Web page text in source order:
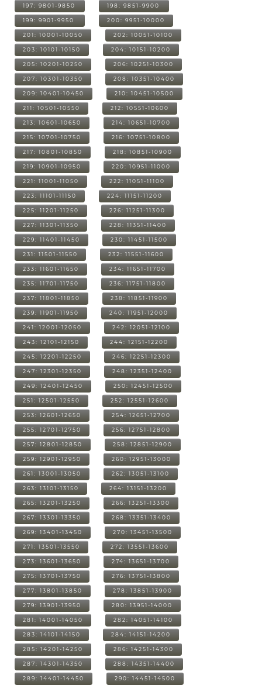
197: 9801-9850 198: 9851-9900
199: 9901-9950 200: 9951-10000
201: 10001-10050 202: 10051-10100
203: 10101-10150 204: 10151-10200
205: 10201-10250 206: 10251-10300
207: 10301-10350 208: 10351-10400
209: 10401-10450 210: 10451-10500
211: 10501-10550 212: 10551-10600
213: 10601-10650 214: 10651-10700
215: 10701-10750 216: 10751-10800
217: 10801-10850 218: 10851-10900
219: 10901-10950 220: 10951-11000
221: 11001-11050 222: 11051-11100
223: 11101-11150 224: 11151-11200
225: 11201-11250 226: 11251-11300
227: 11301-11350 228: 11351-11400
229: 11401-11450 230: 11451-11500
231: 11501-11550 232: 11551-11600
233: 11601-11650 234: 11651-11700
235: 11701-11750 236: 11751-11800
237: 11801-11850 238: 11851-11900
239: 11901-11950 240: 11951-12000
241: 12001-12050 242: 12051-12100
243: 12101-12150 244: 12151-12200
245: 12201-12250 246: 12251-12300
247: 12301-12350 248: 12351-12400
249: 12401-12450 250: 12451-12500
251: 12501-12550 252: 12551-12600
253: 12601-12650 254: 12651-12700
255: 12701-12750 256: 12751-12800
257: 12801-12850 258: 12851-12900
259: 12901-12950 260: 12951-13000
261: 13001-13050 262: 13051-13100
263: 13101-13150 264: 13151-13200
265: 13201-13250 266: 13251-13300
267: 13301-13350 268: 13351-13400
269: 13401-13450 270: 13451-13500
271: 13501-13550 272: 13551-13600
273: 13601-13650 274: 13651-13700
275: 13701-13750 276: 13751-13800
277: 13801-13850 278: 13851-13900
279: 13901-13950 280: 13951-14000
281: 14001-14050 282: 14051-14100
283: 14101-14150 284: 14151-14200
285: 14201-14250 286: 14251-14300
287: 14301-14350 288: 14351-14400
289: 14401-14450 290: 14451-14500